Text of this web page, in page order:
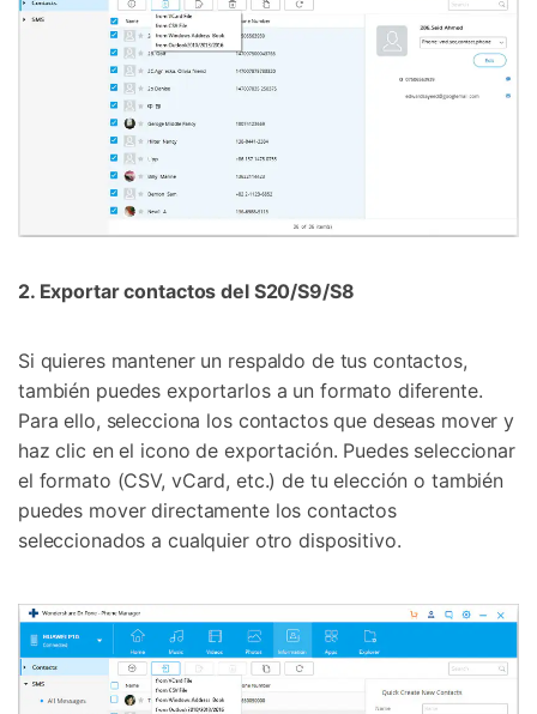
2. Exportar contactos del S20/S9/S8
Si quieres mantener un respaldo de tus contactos,
también puedes exportarlos a un formato diferente.
Para ello, selecciona los contactos que deseas mover y
haz clic en el icono de exportación. Puedes seleccionar
el formato (CSV, vCard, etc.) de tu elección o también
puedes mover directamente los contactos
seleccionados a cualquier otro dispositivo.